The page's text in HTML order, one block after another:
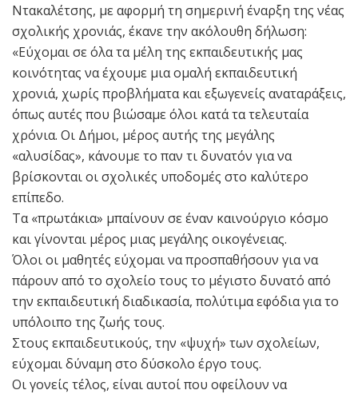
Ντακαλέτσης, με αφορμή τη σημερινή έναρξη της νέας
σχολικής χρονιάς, έκανε την ακόλουθη δήλωση:
«Εύχομαι σε όλα τα μέλη της εκπαιδευτικής μας
κοινότητας να έχουμε μια ομαλή εκπαιδευτική
χρονιά, χωρίς προβλήματα και εξωγενείς αναταράξεις,
όπως αυτές που βιώσαμε όλοι κατά τα τελευταία
χρόνια. Οι Δήμοι, μέρος αυτής της μεγάλης
«αλυσίδας», κάνουμε το παν τι δυνατόν για να
βρίσκονται οι σχολικές υποδομές στο καλύτερο
επίπεδο.
Τα «πρωτάκια» μπαίνουν σε έναν καινούργιο κόσμο
και γίνονται μέρος μιας μεγάλης οικογένειας.
Όλοι οι μαθητές εύχομαι να προσπαθήσουν για να
πάρουν από το σχολείο τους το μέγιστο δυνατό από
την εκπαιδευτική διαδικασία, πολύτιμα εφόδια για το
υπόλοιπο της ζωής τους.
Στους εκπαιδευτικούς, την «ψυχή» των σχολείων,
εύχομαι δύναμη στο δύσκολο έργο τους.
Οι γονείς τέλος, είναι αυτοί που οφείλουν να